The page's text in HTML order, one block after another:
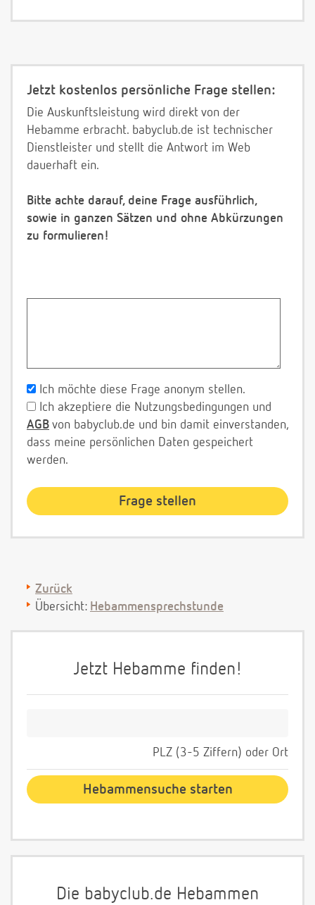
Jetzt kostenlos persönliche Frage stellen:
Die Auskunftsleistung wird direkt von der
Hebamme erbracht. babyclub.de ist technischer
Dienstleister und stellt die Antwort im Web
dauerhaft ein.
Bitte achte darauf, deine Frage ausführlich,
sowie in ganzen Sätzen und ohne Abkürzungen
zu formulieren!
Ich möchte diese Frage anonym stellen.
Ich akzeptiere die Nutzungsbedingungen und
AGB von babyclub.de und bin damit einverstanden,
dass meine persönlichen Daten gespeichert
werden.
Zurück
Übersicht: Hebammensprechstunde
Jetzt Hebamme finden!
PLZ (3-5 Ziffern) oder Ort
Die babyclub.de Hebammen